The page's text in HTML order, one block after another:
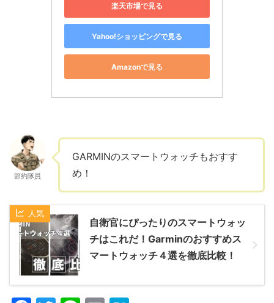
楽天市場で見る
Yahoo!ショッピングで見る
Amazonで見る
節約隊員
GARMINのスマートウォッチもおすす
め！
自衛官にぴったりのスマートウォッ
チはこれだ！Garminのおすすめス
マートウォッチ４選を徹底比較！